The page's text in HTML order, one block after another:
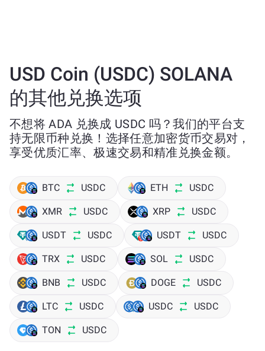
USD Coin (USDC) SOLANA
的其他兑换选项
不想将 ADA 兑换成 USDC 吗？我们的平台支
持无限币种兑换！选择任意加密货币交易对，
享受优质汇率、极速交易和精准兑换金额。
BTC USDC ETH USDC
XMR USDC XRP USDC
USDT USDC USDT USDC
TRX USDC SOL USDC
BNB USDC DOGE USDC
LTC USDC USDC USDC
TON USDC